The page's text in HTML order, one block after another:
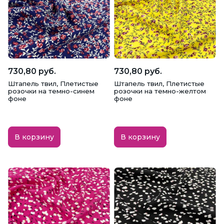
730,80 руб.
Штапель твил, Плетистые
розочки на темно-синем
фоне
В корзину
730,80 руб.
Штапель твил, Плетистые
розочки на темно-желтом
фоне
В корзину